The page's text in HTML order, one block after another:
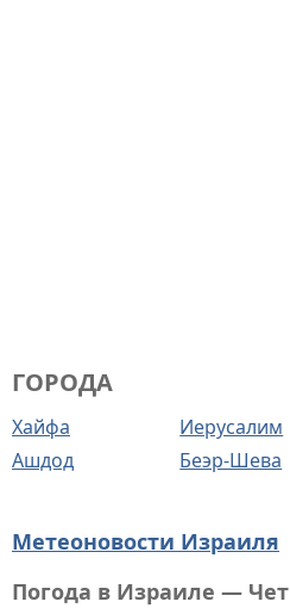
ГОРОДА
Хайфа Иерусалим
Ашдод
Беэр-Шева
Метеоновости Израиля
Погода в Израиле —